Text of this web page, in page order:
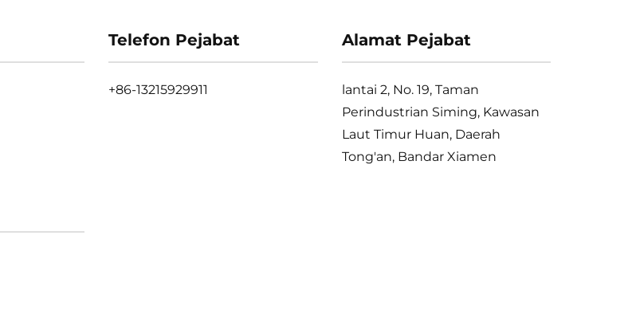
Telefon Pejabat
+86-13215929911
Alamat Pejabat
lantai 2, No. 19, Taman
Perindustrian Siming, Kawasan
Laut Timur Huan, Daerah
Tong'an, Bandar Xiamen